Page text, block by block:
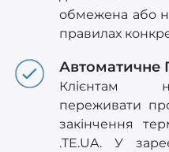
обмежена або
правилах
Автоматичне
Клієнтам
переживати
закінчення
.TE.UA. У